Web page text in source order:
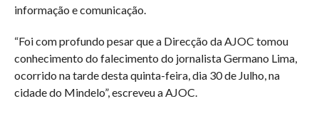
informação e comunicação.
“Foi com profundo pesar que a Direcção da AJOC tomou
conhecimento do falecimento do jornalista Germano Lima,
ocorrido na tarde desta quinta-feira, dia 30 de Julho, na
cidade do Mindelo”, escreveu a AJOC.